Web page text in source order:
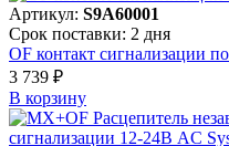
Артикул: S9A60001
Срок поставки: 2 дня
OF контакт сигнализации
3 739 ₽
В корзинy